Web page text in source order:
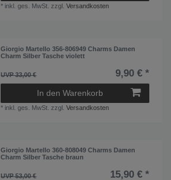
* inkl. ges. MwSt. zzgl.Versandkosten
Giorgio Martello 356-806949 Charms Damen
Charm Silber Tasche violett
UVP 33,00 € 9,90 € *
In den Warenkorb
* inkl. ges. MwSt. zzgl.Versandkosten
Giorgio Martello 360-808049 Charms Damen
Charm Silber Tasche braun
UVP 53,00 € 15,90 € *